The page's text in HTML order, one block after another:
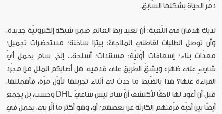
دمّر الحياة بشكلها السّابق.
لديك هدفان في اللّعبة: أن تعيد ربط العالم ضمن شبكة إلكترونيّة جديدة،
وأن توصل الطّلبات لقاطني الملاجئ: بيتزا ساخنة؛ مستحضرات تجميل؛
معدّات بناء؛ إسعافات أوّليّة؛ مستندات؛ أسلحة... إلخ. سام يحمل أيّ
شيءٍ على ظهره ويشقّ الطّريق على قدميه. هل أصابكم الملل من مجرّد
القراءة عنها؟ هذا بالضّبط ما حدث لي أثناء تجربتها لأوّل مرّة، فأهملتها،
قبل أن أعود لها لاحقًا لأكتشف أنّ سام ليس ساعيَ DHL وحسب، بل يجمع
أيضًا بين أحبّة فرّقتهم الكارثة عن بعضهم؛ أو، وهو أكثر ما أثّر بي، يحمل في